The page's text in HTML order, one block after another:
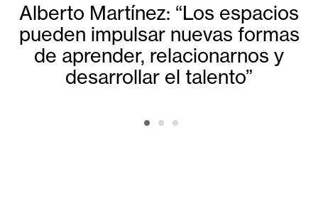
Alberto Martínez: “Los espacios
pueden impulsar nuevas formas
de aprender, relacionarnos y
desarrollar el talento”